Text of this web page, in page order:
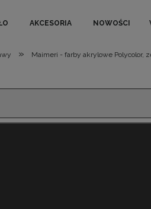
AKCESORIA NOWOŚCI
» Maimeri - farby akrylowe Polycolor,